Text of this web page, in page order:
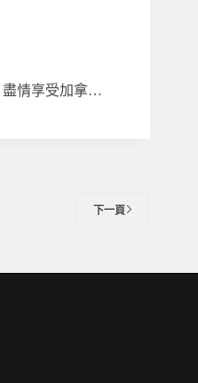
盡情享受加拿…
下一頁